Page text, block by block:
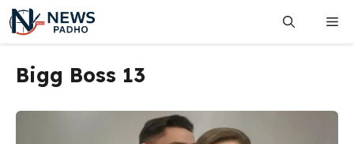
Skip
to
content
Bigg Boss 13